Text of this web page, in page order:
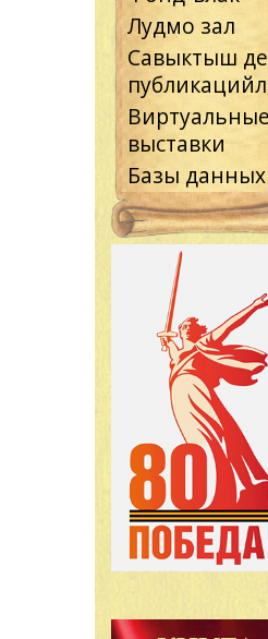
Лудмо зал
Савыктыш
Виртуальные
выставки
Базы данных